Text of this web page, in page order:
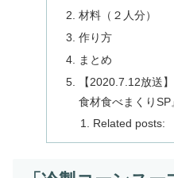
材料（２人分）
作り方
まとめ
【2020.7.12放送
食材食べまくり
Related posts: